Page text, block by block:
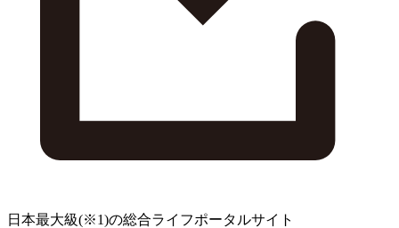
日本最大級(※1)の総合ライフポータルサイト